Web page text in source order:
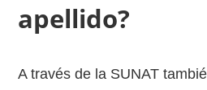
apellido?
A través de la SUNAT